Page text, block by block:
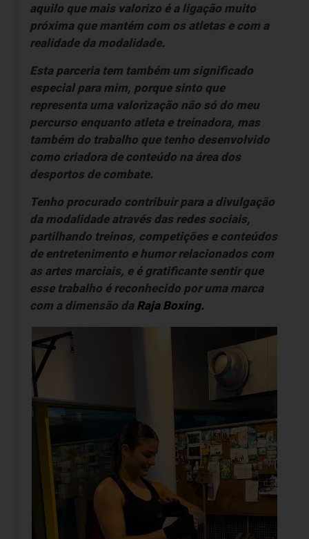
aquilo que mais valorizo é a ligação muito
próxima que mantém com os atletas e com a
realidade da modalidade.
Esta parceria tem também um significado
especial para mim, porque sinto que
representa uma valorização não só do meu
percurso enquanto atleta e treinadora, mas
também do trabalho que tenho desenvolvido
como criadora de conteúdo na área dos
desportos de combate.
Tenho procurado contribuir para a divulgação
da modalidade através das redes sociais,
partilhando treinos, competições e conteúdos
de entretenimento e humor relacionados com
as artes marciais, e é gratificante sentir que
esse trabalho é reconhecido por uma marca
com a dimensão da Raja Boxing.